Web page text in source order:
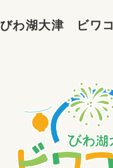
びわ湖大津 ビワ